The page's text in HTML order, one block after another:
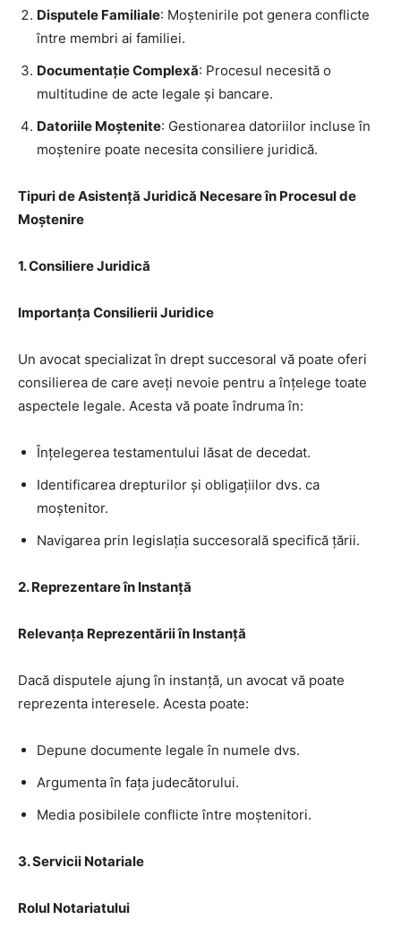
Disputele Familiale: Moștenirile pot genera conflicte
între membri ai familiei.
Documentație Complexă: Procesul necesită o
multitudine de acte legale și bancare.
Datoriile Moștenite: Gestionarea datoriilor incluse în
moștenire poate necesita consiliere juridică.
Tipuri de Asistență Juridică Necesare în Procesul de
Moștenire
1.Consiliere Juridică
Importanța Consilierii Juridice
Un avocat specializat în drept succesoral vă poate oferi
consilierea de care aveți nevoie pentru a înțelege toate
aspectele legale. Acesta vă poate îndruma în:
Înțelegerea testamentului lăsat de decedat.
Identificarea drepturilor și obligațiilor dvs. ca
moștenitor.
Navigarea prin legislația succesorală specifică țării.
2.Reprezentare în Instanță
Relevanța Reprezentării în Instanță
Dacă disputele ajung în instanță, un avocat vă poate
reprezenta interesele. Acesta poate:
Depune documente legale în numele dvs.
Argumenta în fața judecătorului.
Media posibilele conflicte între moștenitori.
3.Servicii Notariale
Rolul Notariatului